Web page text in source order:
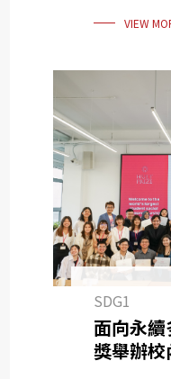
VIEW
SDG1
面向永
獎舉辦